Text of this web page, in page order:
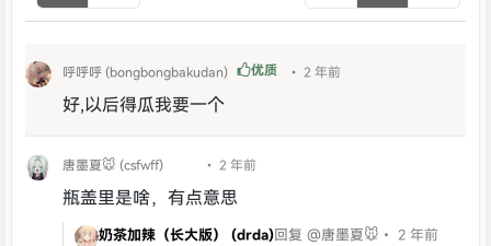
呼呼呼 (bongbongbakudan) 优质 • 2 年前
好,以后得瓜我要一个
唐墨夏🐭 (csfwff) • 2 年前
瓶盖里是啥，有点意思
奶茶加辣（长大版） (drda)回复 @唐墨夏🐭 • 2 年前